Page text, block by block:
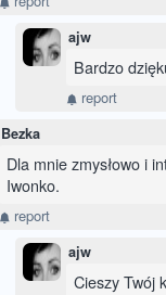
ajw
Bardzo
report
Bezka
Dla mnie zmysłowo i
Iwonko.
report
ajw
Cieszy Twój